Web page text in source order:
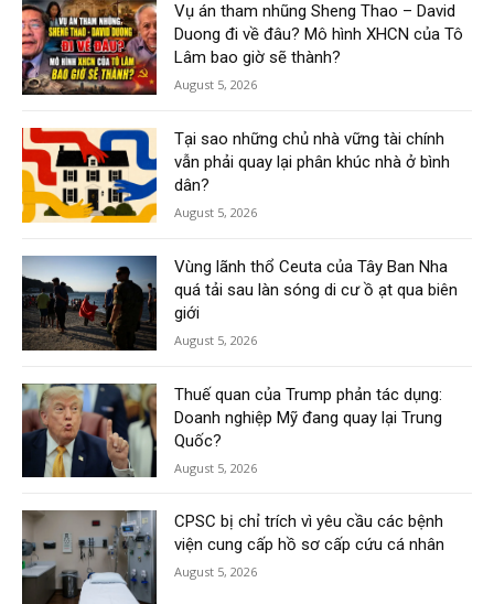
Vụ án tham nhũng Sheng Thao – David
Duong đi về đâu? Mô hình XHCN của Tô
Lâm bao giờ sẽ thành?
August 5, 2026
Tại sao những chủ nhà vững tài chính
vẫn phải quay lại phân khúc nhà ở bình
dân?
August 5, 2026
Vùng lãnh thổ Ceuta của Tây Ban Nha
quá tải sau làn sóng di cư ồ ạt qua biên
giới
August 5, 2026
Thuế quan của Trump phản tác dụng:
Doanh nghiệp Mỹ đang quay lại Trung
Quốc?
August 5, 2026
CPSC bị chỉ trích vì yêu cầu các bệnh
viện cung cấp hồ sơ cấp cứu cá nhân
August 5, 2026